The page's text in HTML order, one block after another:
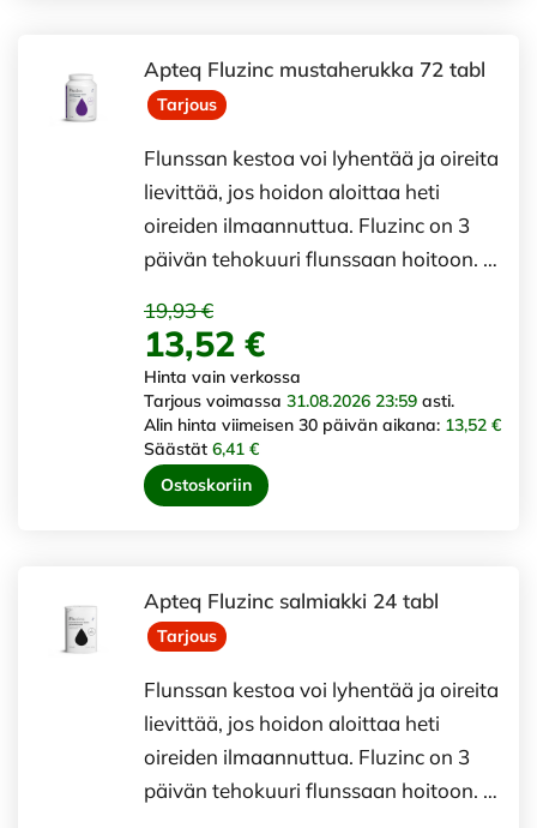
Apteq Fluzinc mustaherukka 72 tabl
Tarjous
Flunssan kestoa voi lyhentää ja oireita
lievittää, jos hoidon aloittaa heti
oireiden ilmaannuttua. Fluzinc on 3
päivän tehokuuri flunssaan hoitoon. …
19,93 €
13,52 €
Hinta vain verkossa
Tarjous voimassa 31.08.2026 23:59 asti.
Alin hinta viimeisen 30 päivän aikana: 13,52 €
Säästät 6,41 €
Ostoskoriin
Apteq Fluzinc salmiakki 24 tabl
Tarjous
Flunssan kestoa voi lyhentää ja oireita
lievittää, jos hoidon aloittaa heti
oireiden ilmaannuttua. Fluzinc on 3
päivän tehokuuri flunssaan hoitoon. …